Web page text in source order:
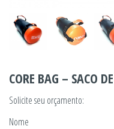
CORE BAG – SACO
Solicite seu orçamento:
Nome